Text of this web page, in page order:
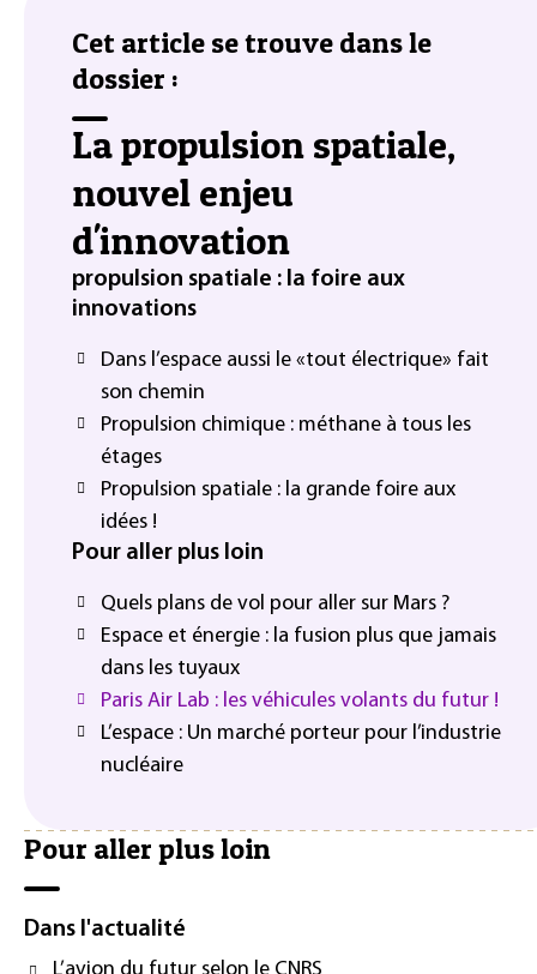
Cet article se trouve dans le
dossier :
La propulsion spatiale,
nouvel enjeu
d'innovation
propulsion spatiale : la foire aux
innovations
Dans l’espace aussi le «tout électrique» fait
son chemin
Propulsion chimique : méthane à tous les
étages
Propulsion spatiale : la grande foire aux
idées !
Pour aller plus loin
Quels plans de vol pour aller sur Mars ?
Espace et énergie : la fusion plus que jamais
dans les tuyaux
Paris Air Lab : les véhicules volants du futur !
L’espace : Un marché porteur pour l’industrie
nucléaire
Pour aller plus loin
Dans l'actualité